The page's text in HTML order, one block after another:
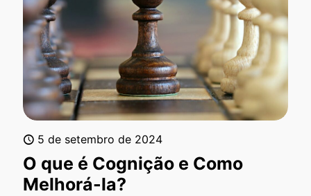
5 de setembro de 2024
O que é Cognição e Como
Melhorá-la?